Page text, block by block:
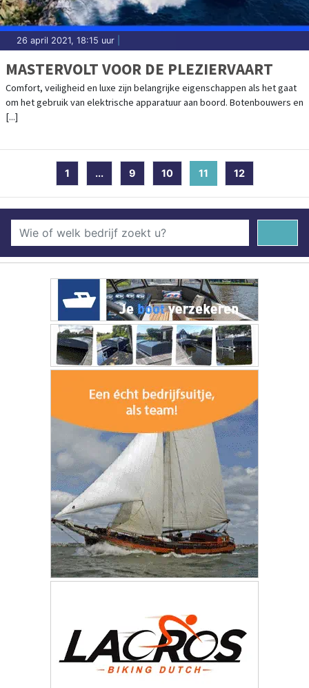
26 april 2021, 18:15 uur
MASTERVOLT VOOR DE PLEZIERVAART
Comfort, veiligheid en luxe zijn belangrijke eigenschappen als het gaat
om het gebruik van elektrische apparatuur aan boord. Botenbouwers en
[...]
1 ... 9 10 11 (current)
12